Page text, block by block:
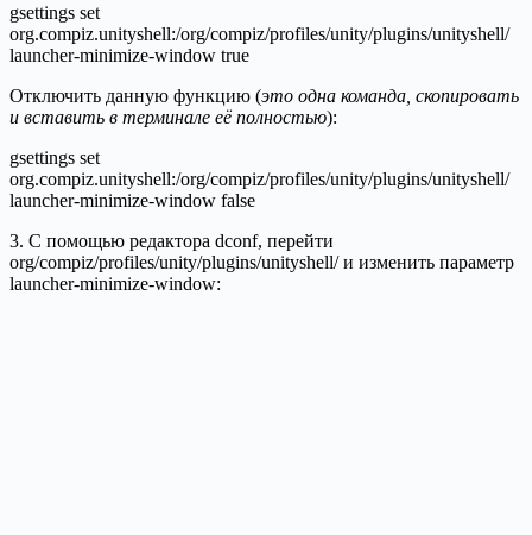
gsettings set
org.compiz.unityshell:/org/compiz/profiles/unity/plugins/unityshell/
launcher-minimize-window true
Отключить данную функцию (это одна команда, скопировать
и вставить в терминале её полностью):
gsettings set
org.compiz.unityshell:/org/compiz/profiles/unity/plugins/unityshell/
launcher-minimize-window false
3. С помощью редактора dconf, перейти
org/compiz/profiles/unity/plugins/unityshell/ и изменить параметр
launcher-minimize-window: